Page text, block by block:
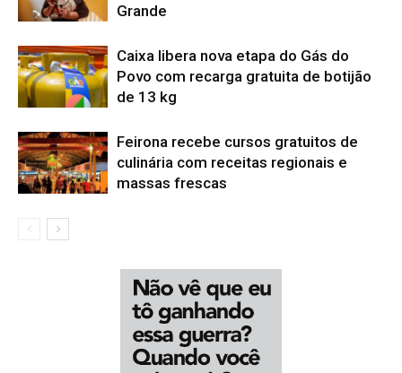
Grande
Caixa libera nova etapa do Gás do
Povo com recarga gratuita de botijão
de 13 kg
Feirona recebe cursos gratuitos de
culinária com receitas regionais e
massas frescas